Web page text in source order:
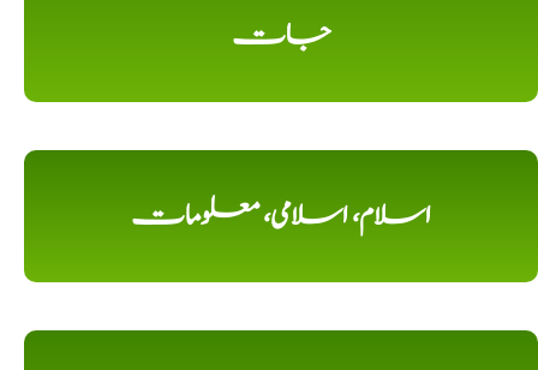
جات
اسلام، اسلامی، معلومات